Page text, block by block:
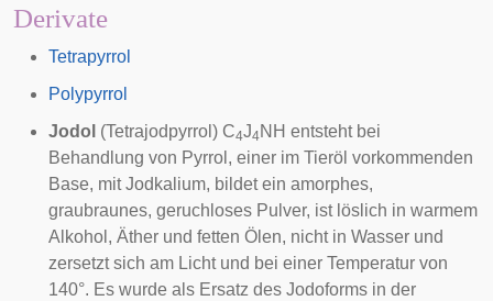
Derivate
Tetrapyrrol
Polypyrrol
Jodol (Tetrajodpyrrol) C4J4NH entsteht bei
Behandlung von Pyrrol, einer im Tieröl vorkommenden
Base, mit Jodkalium, bildet ein amorphes,
graubraunes, geruchloses Pulver, ist löslich in warmem
Alkohol, Äther und fetten Ölen, nicht in Wasser und
zersetzt sich am Licht und bei einer Temperatur von
140°. Es wurde als Ersatz des Jodoforms in der